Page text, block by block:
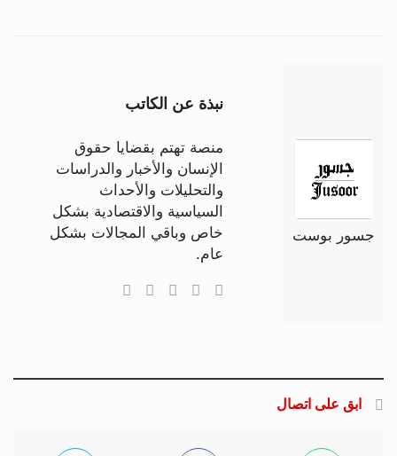
جسور بوست
نبذة عن الكاتب
منصة تهتم بقضايا حقوق
الإنسان والأخبار والدراسات
والتحليلات والأحداث
السياسية والاقتصادية بشكل
خاص وباقي المجالات بشكل
عام.
ابق على اتصال